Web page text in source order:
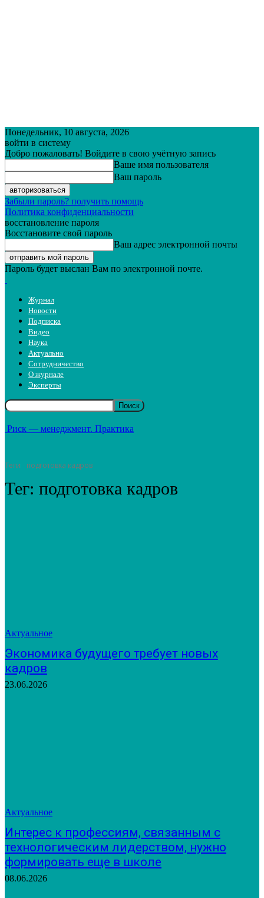
Понедельник, 10 августа, 2026
войти в систему
Добро пожаловать! Войдите в свою учётную запись
Ваше имя пользователя
Ваш пароль
Забыли пароль? получить помощь
Политика конфиденциальности
восстановление пароля
Восстановите свой пароль
Ваш адрес электронной почты
Пароль будет выслан Вам по электронной почте.
Журнал
Новости
Подписка
Видео
Наука
Актуально
Сотрудничество
О журнале
Эксперты
Риск — менеджмент. Практика
Теги подготовка кадров
Тег: подготовка кадров
Актуальное
Экономика будущего требует новых
кадров
23.06.2026
Актуальное
Интерес к профессиям, связанным с
технологическим лидерством, нужно
формировать еще в школе
08.06.2026